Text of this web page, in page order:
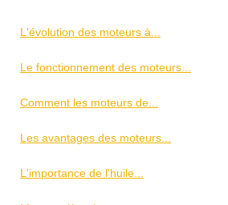
L'évolution des moteurs à...
Le fonctionnement des moteurs...
Comment les moteurs de...
Les avantages des moteurs...
L'importance de l'huile...